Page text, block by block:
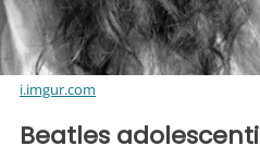
i.imgur.com
Beatles adolescenti